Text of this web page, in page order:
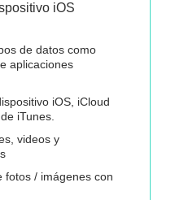
iOS
de datos como
aplicaciones
iOS, iCloud
iTunes.
videos y
fotos / imágenes con